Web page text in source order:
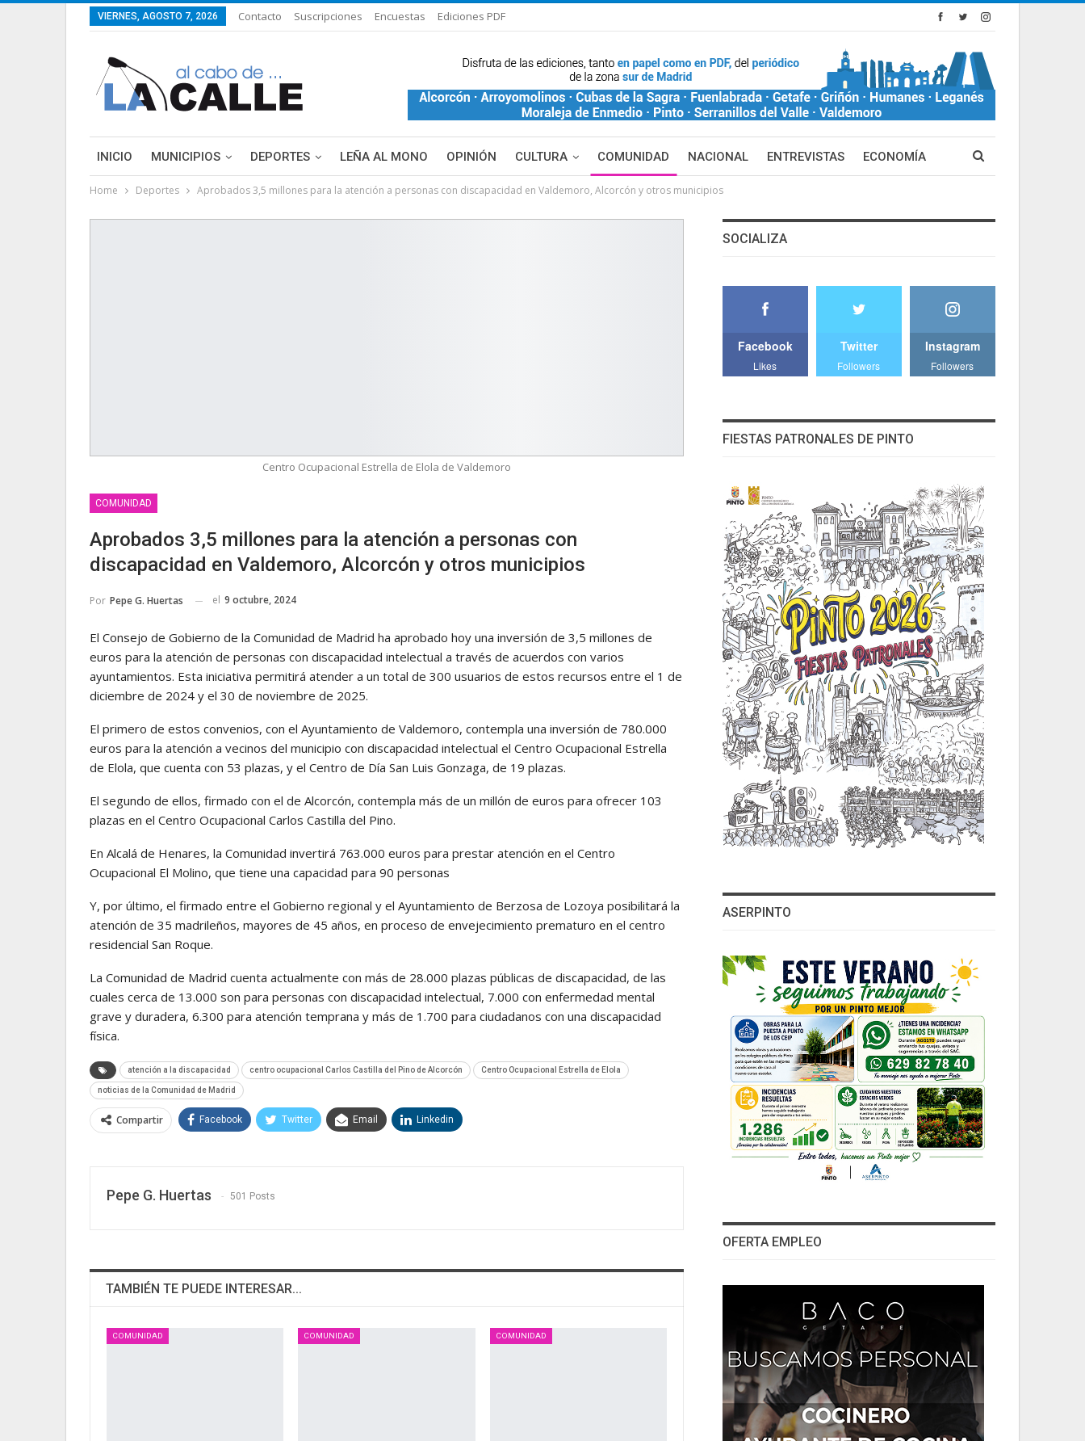
VIERNES, AGOSTO 7, 2026 Contacto Suscripciones Encuestas Ediciones PDF
INICIO MUNICIPIOS DEPORTES LEÑA AL MONO OPINIÓN CULTURA COMUNIDAD NACIONAL ENTREVISTAS ECONOMÍA
LIFESTYLE PURA FICCIÓN: LAS HISTORIAS DE BLANCA MAS NOTICIAS
Home Deportes Aprobados 3,5 millones para la atención a personas con discapacidad en Valdemoro, Alcorcón y otros municipios
Centro Ocupacional Estrella de Elola de Valdemoro
COMUNIDAD
Aprobados 3,5 millones para la atención a personas con
discapacidad en Valdemoro, Alcorcón y otros municipios
Por Pepe G. Huertas el 9 octubre, 2024
El Consejo de Gobierno de la Comunidad de Madrid ha aprobado hoy una inversión de 3,5 millones de
euros para la atención de personas con discapacidad intelectual a través de acuerdos con varios
ayuntamientos. Esta iniciativa permitirá atender a un total de 300 usuarios de estos recursos entre el 1 de
diciembre de 2024 y el 30 de noviembre de 2025.
El primero de estos convenios, con el Ayuntamiento de Valdemoro, contempla una inversión de 780.000
euros para la atención a vecinos del municipio con discapacidad intelectual el Centro Ocupacional Estrella
de Elola, que cuenta con 53 plazas, y el Centro de Día San Luis Gonzaga, de 19 plazas.
El segundo de ellos, firmado con el de Alcorcón, contempla más de un millón de euros para ofrecer 103
plazas en el Centro Ocupacional Carlos Castilla del Pino.
En Alcalá de Henares, la Comunidad invertirá 763.000 euros para prestar atención en el Centro
Ocupacional El Molino, que tiene una capacidad para 90 personas
Y, por último, el firmado entre el Gobierno regional y el Ayuntamiento de Berzosa de Lozoya posibilitará la
atención de 35 madrileños, mayores de 45 años, en proceso de envejecimiento prematuro en el centro
residencial San Roque.
La Comunidad de Madrid cuenta actualmente con más de 28.000 plazas públicas de discapacidad, de las
cuales cerca de 13.000 son para personas con discapacidad intelectual, 7.000 con enfermedad mental
grave y duradera, 6.300 para atención temprana y más de 1.700 para ciudadanos con una discapacidad
física.
atención a la discapacidad centro ocupacional Carlos Castilla del Pino de Alcorcón Centro Ocupacional Estrella de Elola
noticias de la Comunidad de Madrid
Compartir Facebook Twitter Email Linkedin
Pepe G. Huertas 501 Posts
TAMBIÉN TE PUEDE INTERESAR...
COMUNIDAD COMUNIDAD COMUNIDAD
SOCIALIZA
Facebook
Likes
Twitter
Followers
Instagram
Followers
FIESTAS PATRONALES DE PINTO
ASERPINTO
OFERTA EMPLEO